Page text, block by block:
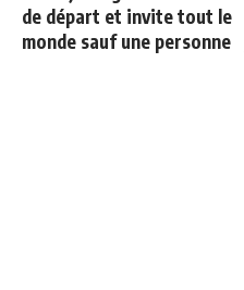
de départ et invite tout le
monde sauf une personne